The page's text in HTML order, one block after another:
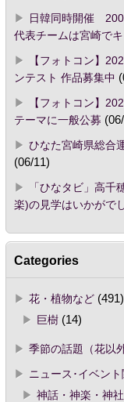
日韓同時開催
代表チームは宮崎で
【フォトコン】
ンテスト 作品募集中
【フォトコン】
テーマに一般公募
ひなた宮崎県総合
(06/11)
「ひなタビ」高
楽)の見学はいかがで
Categories
花・植物など(491)
巨樹(14)
季節の話題（花以外
ニュース･イベント
神話・神楽・神